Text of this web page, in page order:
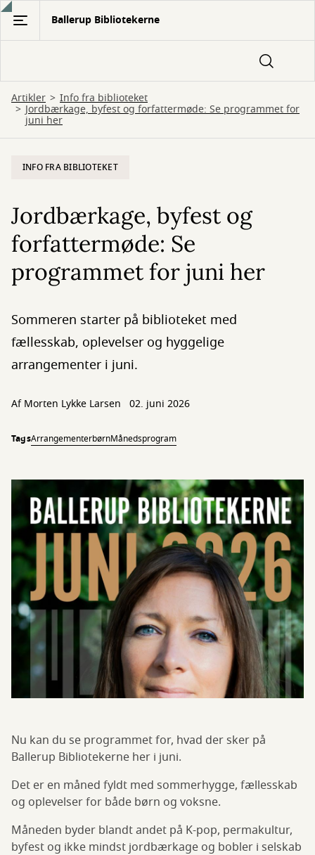
Gå
hovedindhold
Ballerup Bibliotekerne
Artikler Info fra biblioteket
Jordbærkage, byfest og forfattermøde: Se programmet for
juni her
INFO FRA BIBLIOTEKET
Jordbærkage, byfest og
forfattermøde: Se
programmet for juni her
Sommeren starter på biblioteket med
fællesskab, oplevelser og hyggelige
arrangementer i juni.
AfMorten Lykke Larsen 02. juni 2026
TagsArrangementerbørnMånedsprogram
Nu kan du se programmet for, hvad der sker på
Ballerup Bibliotekerne her i juni.
Det er en måned fyldt med sommerhygge, fællesskab
og oplevelser for både børn og voksne.
Måneden byder blandt andet på K-pop, permakultur,
byfest og ikke mindst jordbærkage og bobler i selskab